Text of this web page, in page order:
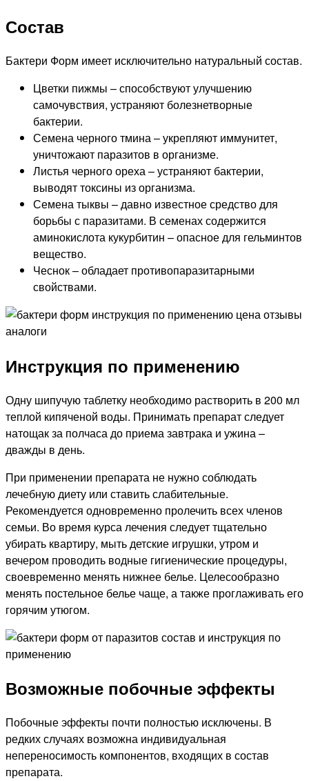
Состав
Бактери Форм имеет исключительно натуральный состав.
Цветки пижмы – способствуют улучшению
самочувствия, устраняют болезнетворные
бактерии.
Семена черного тмина – укрепляют иммунитет,
уничтожают паразитов в организме.
Листья черного ореха – устраняют бактерии,
выводят токсины из организма.
Семена тыквы – давно известное средство для
борьбы с паразитами. В семенах содержится
аминокислота кукурбитин – опасное для гельминтов
вещество.
Чеснок – обладает противопаразитарными
свойствами.
Инструкция по применению
Одну шипучую таблетку необходимо растворить в 200 мл
теплой кипяченой воды. Принимать препарат следует
натощак за полчаса до приема завтрака и ужина –
дважды в день.
При применении препарата не нужно соблюдать
лечебную диету или ставить слабительные.
Рекомендуется одновременно пролечить всех членов
семьи. Во время курса лечения следует тщательно
убирать квартиру, мыть детские игрушки, утром и
вечером проводить водные гигиенические процедуры,
своевременно менять нижнее белье. Целесообразно
менять постельное белье чаще, а также проглаживать его
горячим утюгом.
Возможные побочные эффекты
Побочные эффекты почти полностью исключены. В
редких случаях возможна индивидуальная
непереносимость компонентов, входящих в состав
препарата.